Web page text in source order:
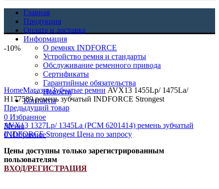
Главная
Продукция
Оплата и доставка
Информация
О ремнях INDFORCE
Устройство ремня и стандарты
Обслуживание ременного привода
Сертификаты
Гарантийные обязательства
Новости
Контакты
0 Избранное
Меню
0Избранное
-10%
Увеличить
HomeМагазинЗубчатые ремни AVX13 1455Lp/ 1475La/
H177589 ремень зубчатый INDFORCE Strongest
Предыдущий товар
AVX13 1327Lp/ 1345La (PCM 6201414) ремень зубчатый
INDFORCE Strongest Цена по запросу
Цены доступны только зарегистрированным
пользователям
ВХОД/РЕГИСТРАЦИЯ